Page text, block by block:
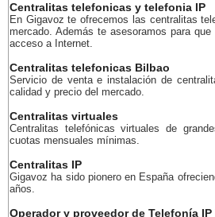
Centralitas telefonicas y telefonia IP
En Gigavoz te ofrecemos las centralitas
mercado. Además te asesoramos para
acceso a Internet.
Centralitas telefonicas Bilbao
Servicio de venta e instalación de
calidad y precio del mercado.
Centralitas virtuales
Centralitas telefónicas virtuales de
cuotas mensuales mínimas.
Centralitas IP
Gigavoz ha sido pionero en España
años.
Operador y proveedor de Telefonía IP